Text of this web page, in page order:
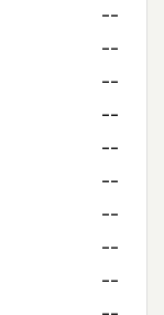
--
--
--
--
--
--
--
--
--